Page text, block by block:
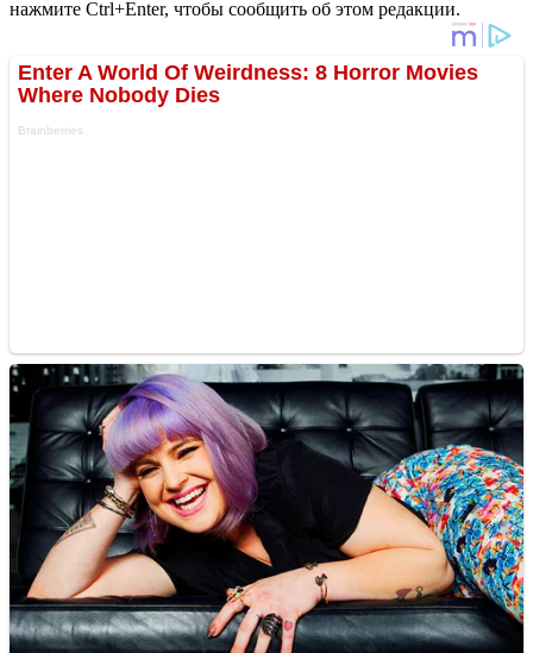
нажмите Ctrl+Enter, чтобы сообщить об этом редакции.